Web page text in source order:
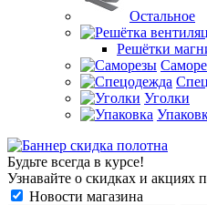
Остальное
Решётки
Уголки
Будьте всегда в курсе!
Узнавайте о скидках и акциях
Новости магазина